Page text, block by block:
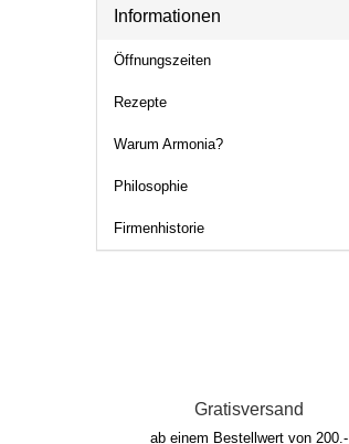
Informationen
Öffnungszeiten
Rezepte
Warum Armonia?
Philosophie
Firmenhistorie
Gratisversand
ab einem Bestellwert von 200.-